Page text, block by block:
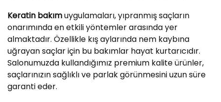
Keratin bakımuygulamaları, yıpranmış saçların
onarımında en etkili yöntemler arasında yer
almaktadır. Özellikle kış aylarında nem kaybına
uğrayan saçlar için bu bakımlar hayat kurtarıcıdır.
Salonumuzda kullandığımız premium kalite ürünler,
saçlarınızın sağlıklı ve parlak görünmesini uzun süre
garanti eder.